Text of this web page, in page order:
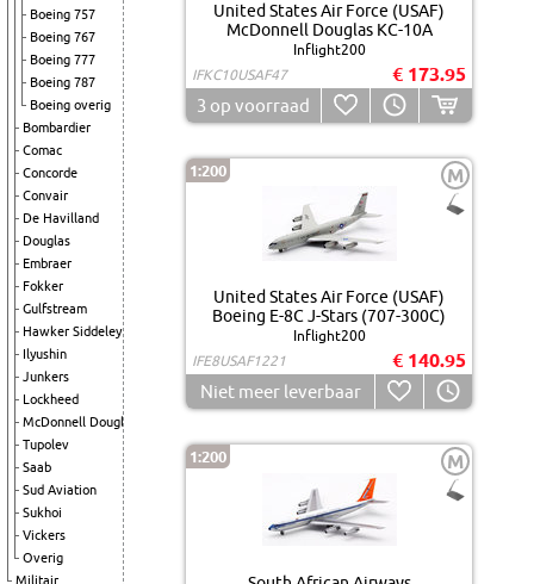
Boeing 757
Boeing 767
Boeing 777
Boeing 787
Boeing overig
Bombardier
Comac
Concorde
Convair
De Havilland
Douglas
Embraer
Fokker
Gulfstream
Hawker Siddeley
Ilyushin
Junkers
Lockheed
McDonnell Douglas
Tupolev
Saab
Sud Aviation
Sukhoi
Vickers
Overig
Militair
United States Air Force (USAF)
McDonnell Douglas KC-10A
Inflight200
IFKC10USAF47
€ 173.95
3 op voorraad
1:200 M
United States Air Force (USAF)
Boeing E-8C J-Stars (707-300C)
Inflight200
IFE8USAF1221
€ 140.95
Niet meer leverbaar
1:200 M